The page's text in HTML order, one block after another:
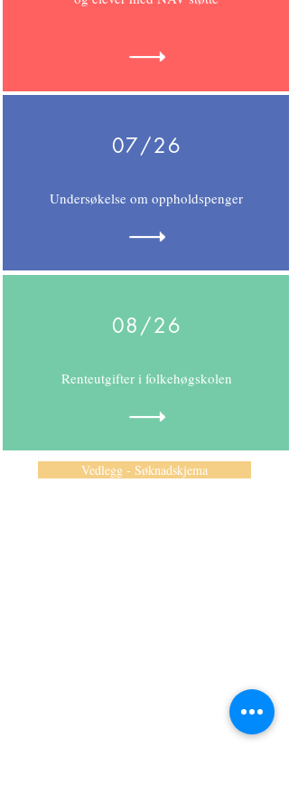
07/26
Undersøkelse om oppholdspenger
08/26
Renteutgifter i folkehøgskolen
Vedlegg - Søknadskjema